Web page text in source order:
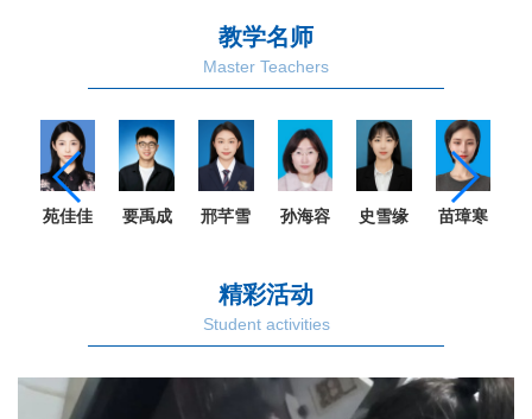
教学名师
Master Teachers
苑佳佳 要禹成 邢芊雪 孙海容 史雪缘 苗璋寒
精彩活动
Student activities